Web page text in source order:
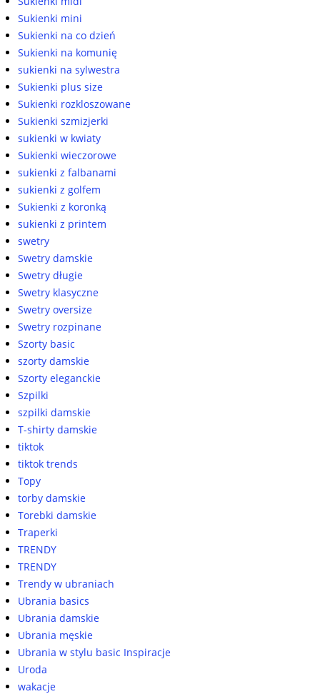
Sukienki mini
Sukienki na co dzień
Sukienki na komunię
sukienki na sylwestra
Sukienki plus size
Sukienki rozkloszowane
Sukienki szmizjerki
sukienki w kwiaty
Sukienki wieczorowe
sukienki z falbanami
sukienki z golfem
Sukienki z koronką
sukienki z printem
swetry
Swetry damskie
Swetry długie
Swetry klasyczne
Swetry oversize
Swetry rozpinane
Szorty basic
szorty damskie
Szorty eleganckie
Szpilki
szpilki damskie
T-shirty damskie
tiktok
tiktok trends
Topy
torby damskie
Torebki damskie
Traperki
TRENDY
TRENDY
Trendy w ubraniach
Ubrania basics
Ubrania damskie
Ubrania męskie
Ubrania w stylu basic Inspiracje
Uroda
wakacje